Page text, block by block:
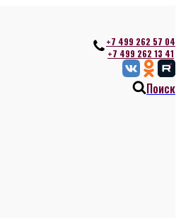
+7 499 262 57 04
+7 499 262 13 41
Поиск